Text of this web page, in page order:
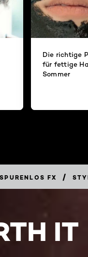
Die richtige
für fettige
Sommer
SPURENLOS FX /
IT